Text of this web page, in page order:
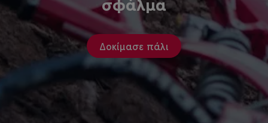
σφάλμα
Δοκίμασε πάλι